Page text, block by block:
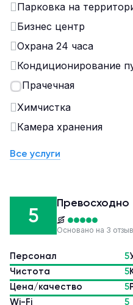
Парковка на
Бизнес центр
Охрана 24 часа
Кондиционирование
Прачечная
Химчистка
Камера хранения
Все услуги
5
Превосходно
Основано на 3
Персонал 5
Чистота
5
Цена/качество
5
Wi-Fi
5